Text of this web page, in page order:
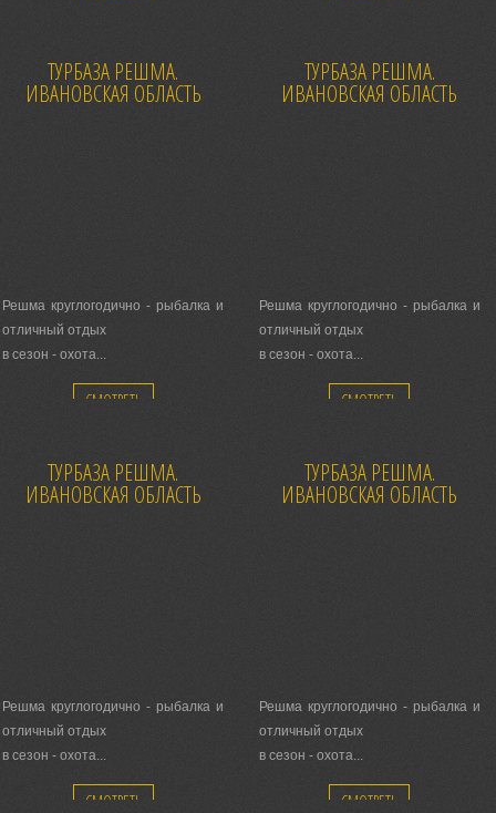
ТУРБАЗА РЕШМА.
ИВАНОВСКАЯ ОБЛАСТЬ
Решма круглогодично - рыбалка и
отличный отдых
в сезон - охота...
СМОТРЕТЬ
ТУРБАЗА РЕШМА.
ИВАНОВСКАЯ ОБЛАСТЬ
Решма круглогодично - рыбалка и
отличный отдых
в сезон - охота...
СМОТРЕТЬ
ТУРБАЗА РЕШМА.
ИВАНОВСКАЯ ОБЛАСТЬ
Решма круглогодично - рыбалка и
отличный отдых
в сезон - охота...
СМОТРЕТЬ
ТУРБАЗА РЕШМА.
ИВАНОВСКАЯ ОБЛАСТЬ
Решма круглогодично - рыбалка и
отличный отдых
в сезон - охота...
СМОТРЕТЬ